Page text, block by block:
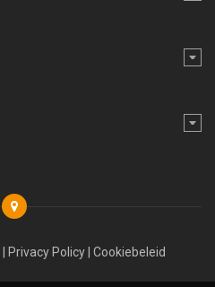
| Privacy Policy| Cookiebeleid